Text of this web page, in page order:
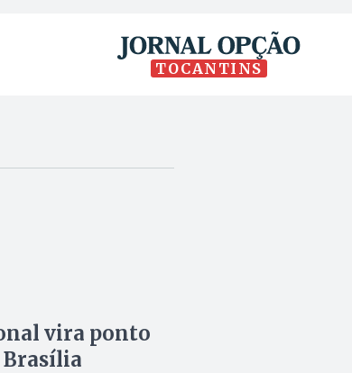
TOCANTINS
vira ponto
Brasília